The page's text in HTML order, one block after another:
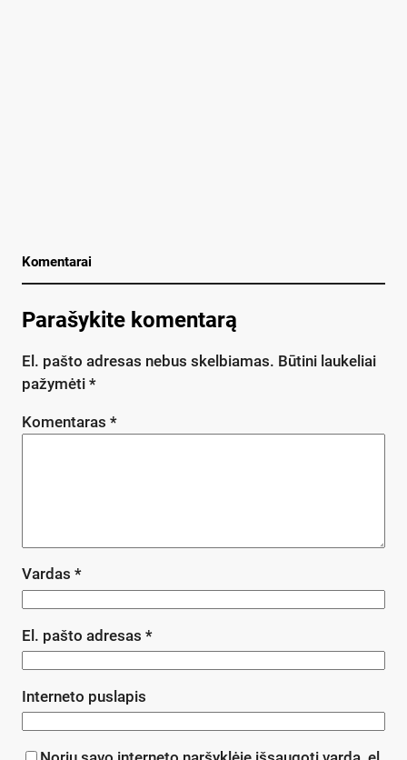
Komentarai
Parašykite komentarą
El. pašto adresas nebus skelbiamas. Būtini laukeliai
pažymėti *
Komentaras *
Vardas *
El. pašto adresas *
Interneto puslapis